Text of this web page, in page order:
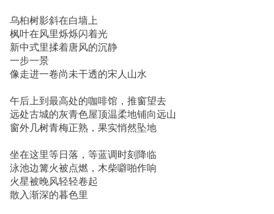
乌桕树影斜在白墙上
枫叶在风里烁烁闪着光
新中式里揉着唐风的沉静
一步一景
像走进一卷尚未干透的宋人山水
午后上到最高处的咖啡馆，推窗望去
远处古城的灰青色屋顶温柔地铺向远山
窗外几树青梅正熟，果实悄然坠地
坐在这里等日落，等蓝调时刻降临
泳池边篝火被点燃，木柴噼啪作响
火星被晚风轻轻卷起
散入渐深的暮色里